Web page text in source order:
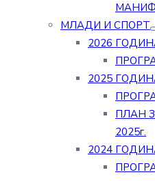
МЛАДИ И СПОРТ
2026
2025
ПЛАН
2025г.
2024